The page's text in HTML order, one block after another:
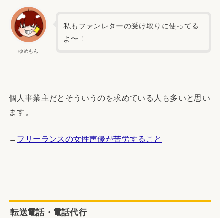
ゆめもん
私もファンレターの受け取りに使ってる
よ〜！
個人事業主だとそういうのを求めている人も多いと思い
ます。
→ フリーランスの女性声優が苦労すること
転送電話・電話代行